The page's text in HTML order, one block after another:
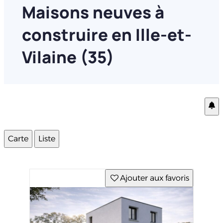
Maisons neuves à
construire en Ille-et-
Vilaine (35)
Carte Liste
Ajouter aux favoris